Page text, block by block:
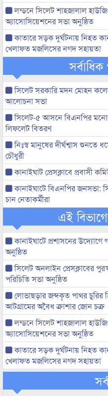
লন্ডনে সিলেট শাহজালাল
অ্যাসোসিয়েশনের সভা অনুষ্ঠিত
কাতারে সড়ক দুর্ঘটনায় নিহত
খেলাফত মজলিসের নগদ সহায়তা
সিলেট সরকারি মদন মোহন
আলোচনা সভা
সিলেট-৫ আসনে বিএনপির
লিফলেট বিতরণ
নিঃস্ব মানুষের দীর্ঘশ্বাস শুনতে
চৌধুরী
কানাইঘাট প্রেসক্লাবে প্রবাসী
কানাইঘাটে বিএনপির জনসভা:
চান নেতাকর্মীরা
এই
কানাইঘাটে প্রশাসনের
অনুষ্ঠিত
সিলেট অনলাইন প্রেসক্লাবের
পরিচিতি সভা অনুষ্ঠিত
লোভাছড়ার জব্দকৃত পাথর চুরির
আটগ্রামের অবৈধ ক্রাশার জোন চক্র
লন্ডনে সিলেট শাহজালাল
অ্যাসোসিয়েশনের সভা অনুষ্ঠিত
কাতারে সড়ক দুর্ঘটনায় নিহত
খেলাফত মজলিসের নগদ সহায়তা